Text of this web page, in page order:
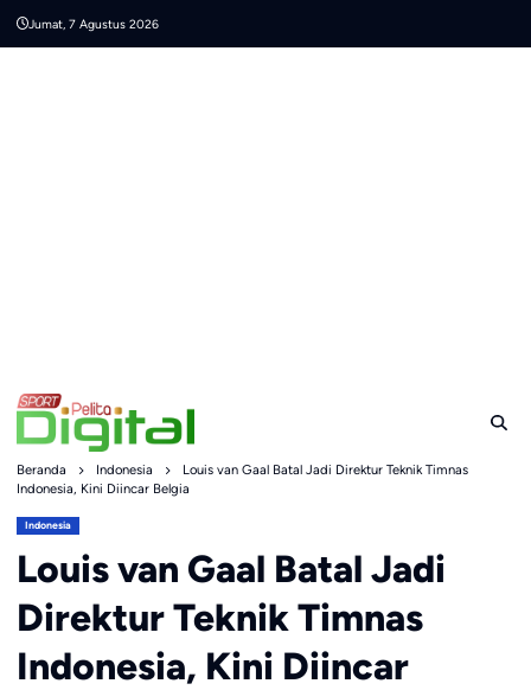
Jumat, 7 Agustus 2026
Beranda Indonesia
Louis van Gaal Batal Jadi Direktur Teknik Timnas
Indonesia, Kini Diincar Belgia
Indonesia
Louis van Gaal Batal Jadi
Direktur Teknik Timnas
Indonesia, Kini Diincar